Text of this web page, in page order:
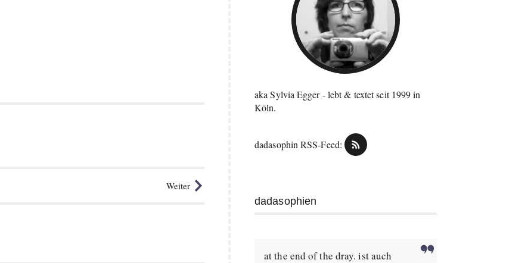
Weiter
aka Sylvia Egger - lebt & textet seit 1999 in
Köln.
dadasophin RSS-Feed:
dadasophien
at the end of the dray. ist auch